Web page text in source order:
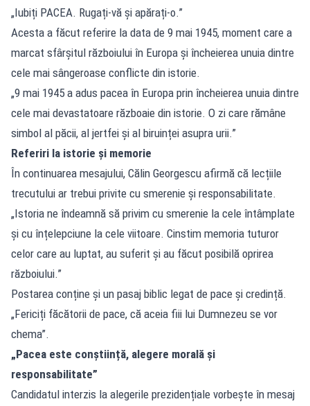
„Iubiți PACEA. Rugați-vă și apărați-o.”
Acesta a făcut referire la data de 9 mai 1945, moment care a
marcat sfârșitul războiului în Europa și încheierea unuia dintre
cele mai sângeroase conflicte din istorie.
„9 mai 1945 a adus pacea în Europa prin încheierea unuia dintre
cele mai devastatoare războaie din istorie. O zi care rămâne
simbol al păcii, al jertfei și al biruinței asupra urii.”
Referiri la istorie și memorie
În continuarea mesajului, Călin Georgescu afirmă că lecțiile
trecutului ar trebui privite cu smerenie și responsabilitate.
„Istoria ne îndeamnă să privim cu smerenie la cele întâmplate
și cu înțelepciune la cele viitoare. Cinstim memoria tuturor
celor care au luptat, au suferit și au făcut posibilă oprirea
războiului.”
Postarea conține și un pasaj biblic legat de pace și credință.
„Fericiți făcătorii de pace, că aceia fiii lui Dumnezeu se vor
chema”.
„Pacea este conștiință, alegere morală și
responsabilitate”
Candidatul interzis la alegerile prezidențiale vorbește în mesaj